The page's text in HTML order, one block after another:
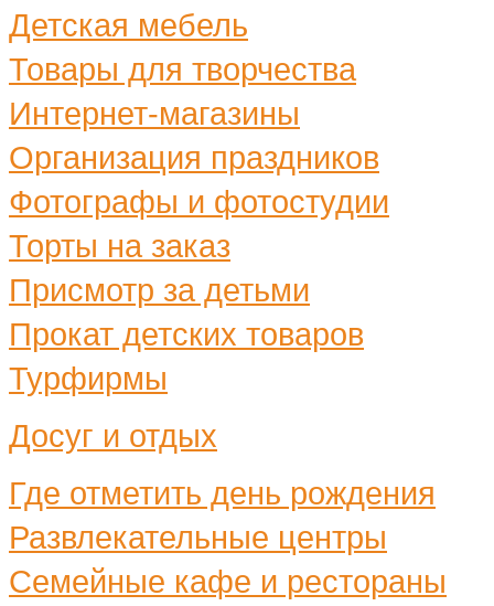
Детская мебель
Товары для творчества
Интернет-магазины
Организация праздников
Фотографы и фотостудии
Торты на заказ
Присмотр за детьми
Прокат детских товаров
Турфирмы
Досуг и отдых
Где отметить день рождения
Развлекательные центры
Семейные кафе и рестораны